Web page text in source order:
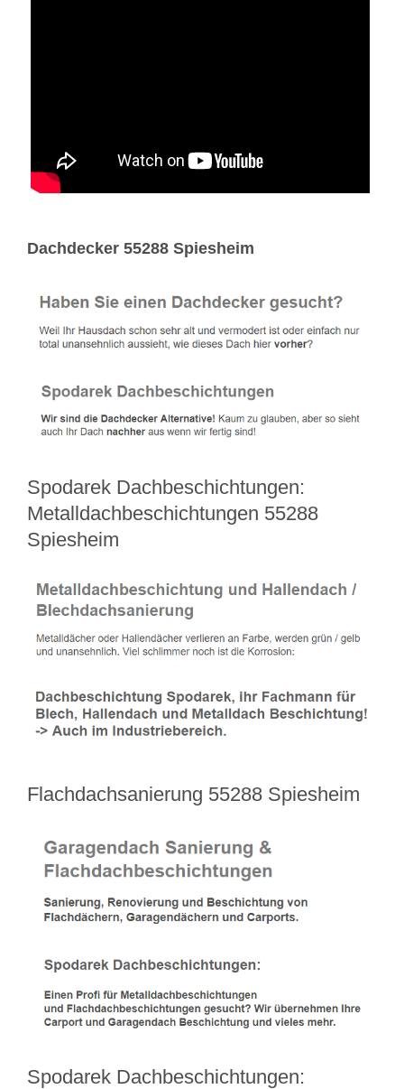
Dachdecker 55288 Spiesheim
Spodarek Dachbeschichtungen:
Metalldachbeschichtungen 55288
Spiesheim
Flachdachsanierung 55288 Spiesheim
Spodarek Dachbeschichtungen: